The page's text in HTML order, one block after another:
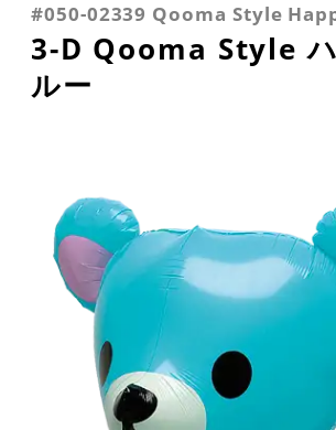
#050-02339 Qooma Style
3-D Qooma Style
ルー